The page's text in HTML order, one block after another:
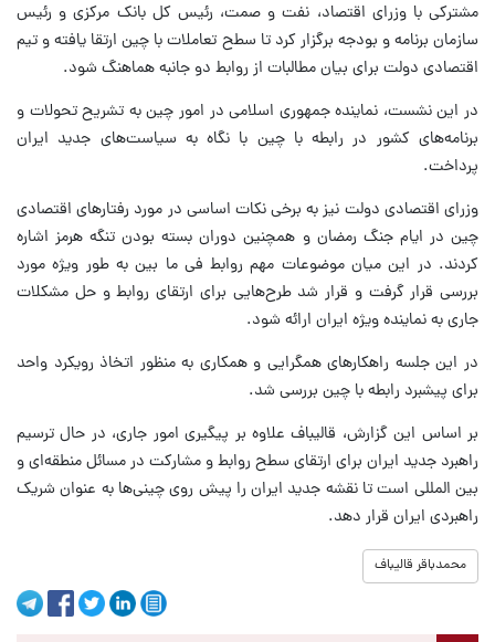
مشترکی با وزرای اقتصاد، نفت و صمت، رئیس کل بانک مرکزی و رئیس
سازمان برنامه و بودجه برگزار کرد تا سطح تعاملات با چین ارتقا یافته و تیم
اقتصادی دولت برای بیان مطالبات از روابط دو جانبه هماهنگ شود.
در این نشست، نماینده جمهوری اسلامی در امور چین به تشریح تحولات و
برنامه‌های کشور در رابطه با چین با نگاه به سیاست‌های جدید ایران
پرداخت.
وزرای اقتصادی دولت نیز به برخی نکات اساسی در مورد رفتارهای اقتصادی
چین در ایام جنگ رمضان و همچنین دوران بسته بودن تنگه هرمز اشاره
کردند. در این میان موضوعات مهم روابط فی ما بین به طور ویژه مورد
بررسی قرار گرفت و قرار شد طرح‌هایی برای ارتقای روابط و حل مشکلات
جاری به نماینده ویژه ایران ارائه شود.
در این جلسه راهکارهای همگرایی و همکاری به منظور اتخاذ رویکرد واحد
برای پیشبرد رابطه با چین بررسی شد.
بر اساس این گزارش، قالیباف علاوه بر پیگیری امور جاری، در حال ترسیم
راهبرد جدید ایران برای ارتقای سطح روابط و مشارکت در مسائل منطقه‌ای و
بین المللی است تا نقشه جدید ایران را پیش روی چینی‌ها به عنوان شریک
راهبردی ایران قرار دهد.
محمدباقر قالیباف